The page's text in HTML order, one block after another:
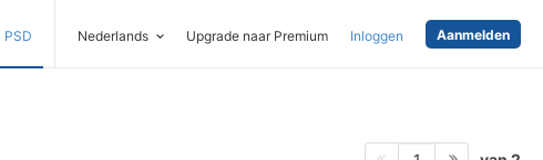
PSD Nederlands Upgrade naar Premium Inloggen Aanmelden